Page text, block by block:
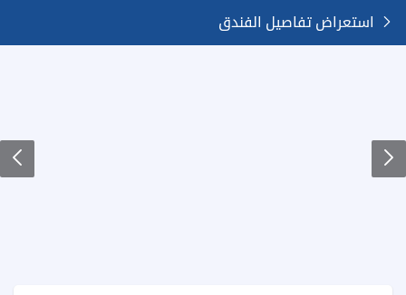
استعراض تفاصيل الفندق